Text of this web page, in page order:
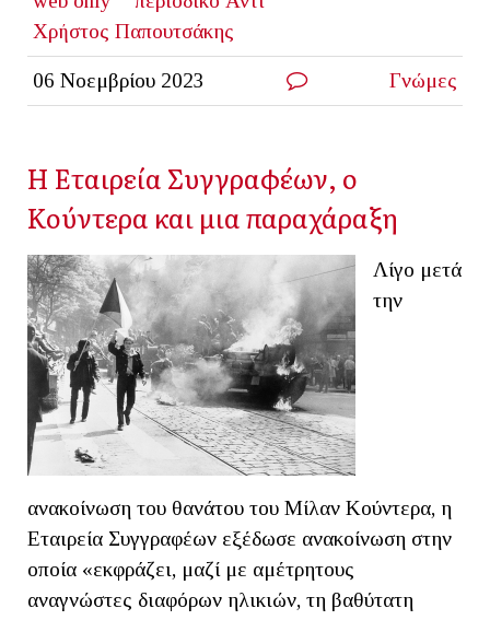
Χρήστος Παπουτσάκης
06 Νοεμβρίου 2023 Γνώμες
Η Εταιρεία Συγγραφέων, ο
Κούντερα και μια παραχάραξη
Λίγο μετά
την
ανακοίνωση του θανάτου του Μίλαν Κούντερα, η
Εταιρεία Συγγραφέων εξέδωσε ανακοίνωση στην
οποία «εκφράζει, μαζί με αμέτρητους
αναγνώστες διαφόρων ηλικιών, τη βαθύτατη